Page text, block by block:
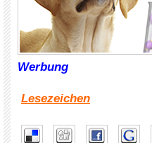
Werbung
Lesezeichen